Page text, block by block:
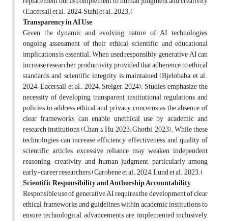
(Eacersall et al., 2024; Stahl et al., 2023).
Transparency in AI Use
Given the dynamic and evolving nature of AI technologies,
ongoing assessment of their ethical, scientific, and educational
implications is essential. When used responsibly, generative AI can
increase researcher productivity, provided that adherence to ethical
standards and scientific integrity is maintained (Bjelobaba et al.,
2024; Eacersall et al., 2024; Steiger, 2024). Studies emphasize the
necessity of developing transparent institutional regulations and
policies to address ethical and privacy concerns, as the absence of
clear frameworks can enable unethical use by academic and
research institutions (Chan & Hu, 2023; Ghotbi, 2023). While these
technologies can increase efficiency, effectiveness, and quality of
scientific articles, excessive reliance may weaken independent
reasoning, creativity, and human judgment, particularly among
early-career researchers (Carobene et al., 2024; Lund et al., 2023).
Scientific Responsibility and Authorship Accountability
Responsible use of generative AI requires the development of clear
ethical frameworks and guidelines within academic institutions to
ensure technological advancements are implemented inclusively,